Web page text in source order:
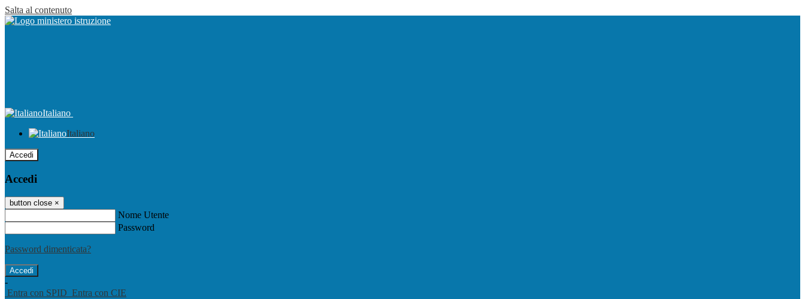
Salta al contenuto
Italiano
Italiano
Accedi
Accedi
button close ×
Nome Utente
Password
Password dimenticata?
-
Entra con SPID Entra con CIE